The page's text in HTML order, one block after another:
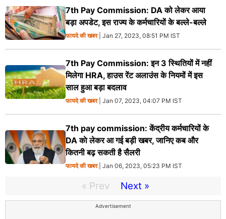
7th Pay Commission: DA को लेकर आया
बड़ा अपडेट, इस राज्य के कर्मचारियों के बल्ले-बल्ले
फायदे की खबर| Jan 27, 2023, 08:51 PM IST
7th Pay Commission: इन 3 स्थितियों में नहीं
मिलेगा HRA, हाउस रेंट अलाउंस के नियमों में इस
साल हुआ बड़ा बदलाव
फायदे की खबर| Jan 07, 2023, 04:07 PM IST
7th pay commission: केंद्रीय कर्मचारियों के
DA काे लेकर आ गई बड़ी खबर, जानिए कब और
कितनी बढ़ सकती है सैलरी
फायदे की खबर| Jan 06, 2023, 05:23 PM IST
« Prev Next »
Advertisement